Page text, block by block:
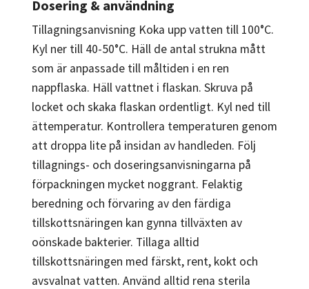
Dosering & användning
Tillagningsanvisning Koka upp vatten till 100°C.
Kyl ner till 40-50°C. Häll de antal strukna mått
som är anpassade till måltiden i en ren
nappflaska. Häll vattnet i flaskan. Skruva på
locket och skaka flaskan ordentligt. Kyl ned till
ättemperatur. Kontrollera temperaturen genom
att droppa lite på insidan av handleden. Följ
tillagnings- och doseringsanvisningarna på
förpackningen mycket noggrant. Felaktig
beredning och förvaring av den färdiga
tillskottsnäringen kan gynna tillväxten av
oönskade bakterier. Tillaga alltid
tillskottsnäringen med färskt, rent, kokt och
avsvalnat vatten. Använd alltid rena sterila